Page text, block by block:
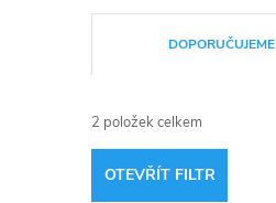
a
z
DOPORUČUJEME
2 položek celkem
OTEVŘÍT FILTR